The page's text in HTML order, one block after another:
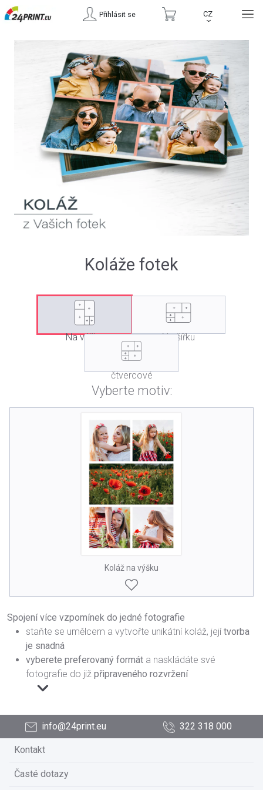
Přihlásit se CZ
›
Koláže fotek
Na výšku Na šířku
čtvercové
Vyberte motiv:
Koláž na výšku
Spojení více vzpomínek do jedné fotografie
staňte se umělcem a vytvořte unikátní koláž, jejítvorba
je snadná
vyberete preferovaný formát a naskládáte své
fotografie do již připraveného rozvržení
info@24print.eu 322 318 000
Kontakt
Časté dotazy